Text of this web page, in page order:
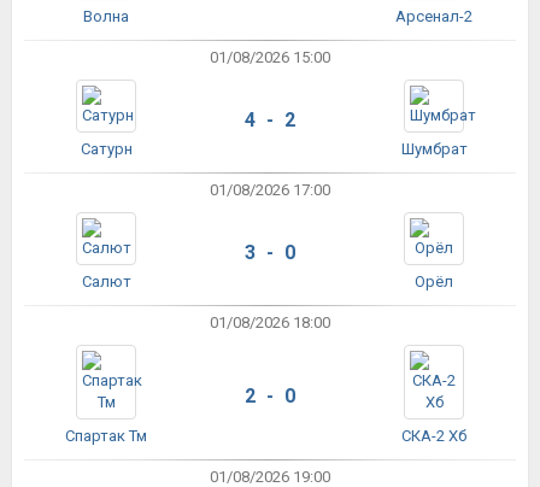
Волна Арсенал-2
01/08/2026 15:00
Сатурн
4 - 2
Шумбрат
01/08/2026 17:00
Салют
3 - 0
Орёл
01/08/2026 18:00
Спартак Тм
2 - 0
СКА-2 Хб
01/08/2026 19:00